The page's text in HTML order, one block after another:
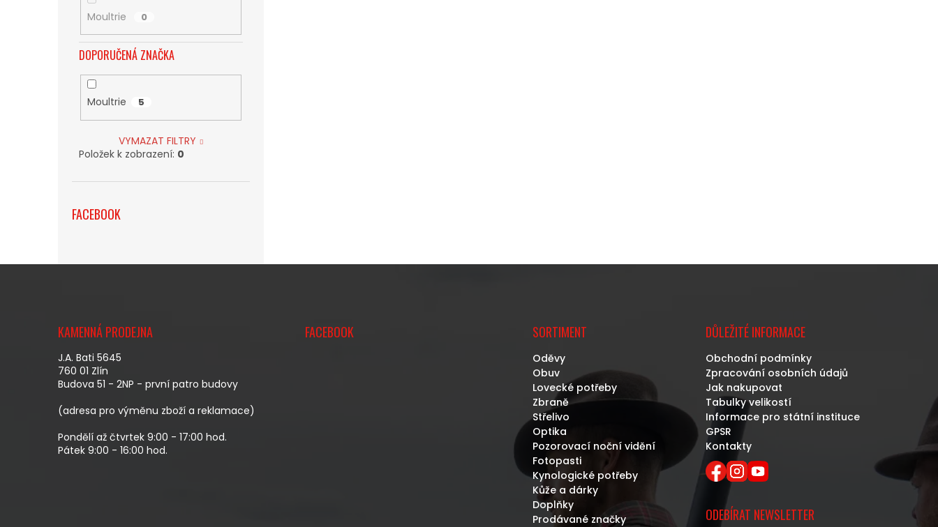
Moultrie 0
DOPORUČENÁ ZNAČKA
Moultrie 5
VYMAZAT FILTRY
Položek k zobrazení: 0
FACEBOOK
KAMENNÁ PRODEJNA
J.A. Bati 5645
760 01 Zlín
Budova 51 - 2NP - první patro budovy
(adresa pro výměnu zboží a reklamace)
Pondělí až čtvrtek 9:00 - 17:00 hod.
Pátek 9:00 - 16:00 hod.
FACEBOOK SORTIMENT
Oděvy
Obuv
Lovecké potřeby
Zbraně
Střelivo
Optika
Pozorovací noční vidění
Fotopasti
Kynologické potřeby
Kůže a dárky
Doplňky
Prodávané značky
DŮLEŽITÉ INFORMACE
Obchodní podmínky
Zpracování osobních údajů
Jak nakupovat
Tabulky velikostí
Informace pro státní instituce
GPSR
Kontakty
ODEBÍRAT NEWSLETTER